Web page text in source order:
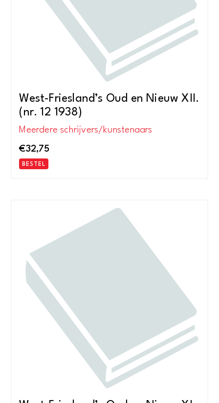
West-Friesland’s Oud en Nieuw XII.
(nr. 12 1938)
Meerdere schrijvers/kunstenaars
€32,75
BESTEL